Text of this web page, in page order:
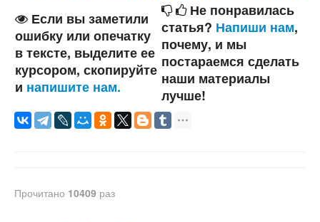
Если вы заметили
ошибку или опечатку
в тексте, выделите ее
курсором, скопируйте
и напишите нам.
Не понравилась
статья? Напиши нам,
почему, и мы
постараемся сделать
наши материалы
лучше!
Прочитано 10409 раз